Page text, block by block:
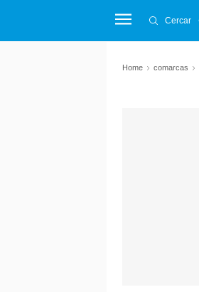
Cercar
Home comarcas